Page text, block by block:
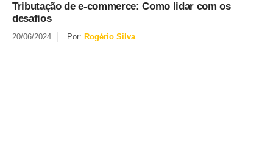
Tributação de e-commerce: Como lidar com os
desafios
20/06/2024 Por: Rogério Silva